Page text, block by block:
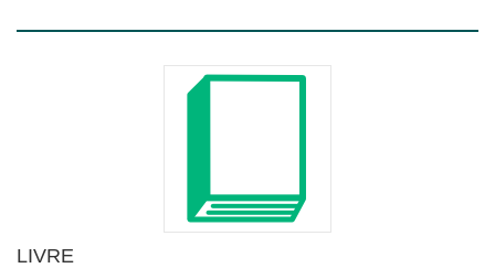
LIVRE